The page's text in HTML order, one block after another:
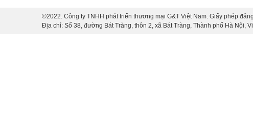
©2022. Công ty TNHH phát triển thương mại G&T Việt Nam. Giấy phép
Địa chỉ: Số 38, đường Bát Tràng, thôn 2, xã Bát Tràng, Thành phố Hà Nội,